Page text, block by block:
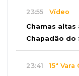
23:55 Vídeo
Chamas altas
Chapadão do
23:41 15ª Vara